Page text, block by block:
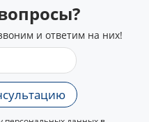
и ответим на них!